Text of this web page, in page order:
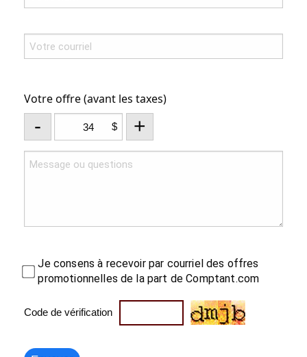
Votre offre (avant les taxes)
- $ +
Je consens à recevoir par courriel des offres
promotionnelles de la part de Comptant.com
Code de vérification